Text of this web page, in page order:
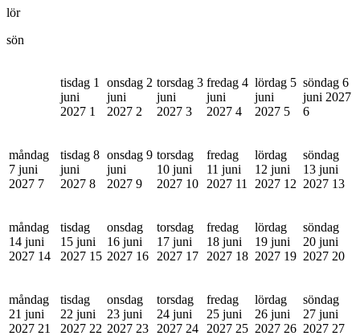
lör
sön
tisdag 1
juni
2027 1
onsdag 2
juni
2027 2
torsdag 3
juni
2027 3
fredag 4
juni
2027 4
lördag 5
juni
2027 5
söndag 6
juni 2027
6
måndag
7 juni
2027 7
tisdag 8
juni
2027 8
onsdag 9
juni
2027 9
torsdag
10 juni
2027 10
fredag
11 juni
2027 11
lördag
12 juni
2027 12
söndag
13 juni
2027 13
måndag
14 juni
2027 14
tisdag
15 juni
2027 15
onsdag
16 juni
2027 16
torsdag
17 juni
2027 17
fredag
18 juni
2027 18
lördag
19 juni
2027 19
söndag
20 juni
2027 20
måndag
21 juni
2027 21
tisdag
22 juni
2027 22
onsdag
23 juni
2027 23
torsdag
24 juni
2027 24
fredag
25 juni
2027 25
lördag
26 juni
2027 26
söndag
27 juni
2027 27